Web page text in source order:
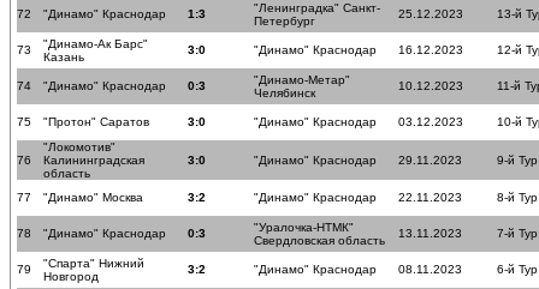
72 "Динамо" Краснодар 1:3
"Ленинградка" Санкт-
Петербург
25.12.2023 13-й
73
"Динамо-Ак Барс"
Казань
3:0 "Динамо" Краснодар 16.12.2023 12-й
74 "Динамо" Краснодар 0:3
"Динамо-Метар"
Челябинск
10.12.2023 11-й
75 "Протон" Саратов 3:0 "Динамо" Краснодар 03.12.2023 10-й
76
"Локомотив"
Калининградская
область
3:0 "Динамо" Краснодар 29.11.2023 9-й Тур
77 "Динамо" Москва 3:2 "Динамо" Краснодар 22.11.2023 8-й Тур
78 "Динамо" Краснодар 0:3
"Уралочка-НТМК"
Свердловская область
13.11.2023 7-й Тур
79
"Спарта" Нижний
Новгород
3:2 "Динамо" Краснодар 08.11.2023 6-й Тур